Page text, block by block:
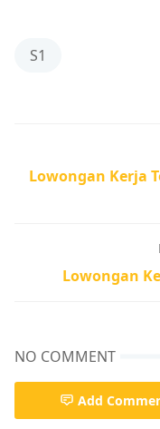
S1
Lowongan Kerja
Lowongan
NO COMMENT
Add